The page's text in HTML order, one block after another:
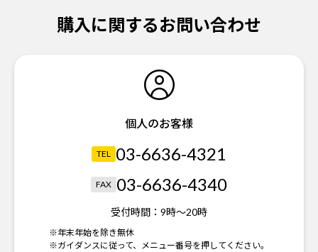
購入に関するお問い合わせ
個人のお客様
TEL 03-6636-4321
FAX 03-6636-4340
受付時間： 9時～20時
※年末年始を除き無休
※ガイダンスに従って、メニュー番号を押してください。